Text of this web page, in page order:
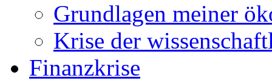
Grundlagen meiner
Krise der
Finanzkrise